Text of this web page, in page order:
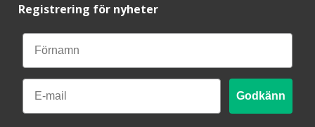
Registrering för nyheter
Email
Godkänn